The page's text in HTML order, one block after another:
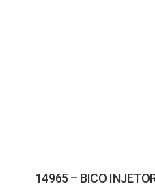
14965 – BICO